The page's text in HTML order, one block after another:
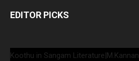
EDITOR PICKS
Koothu in Sangam Literature|M.Kannan